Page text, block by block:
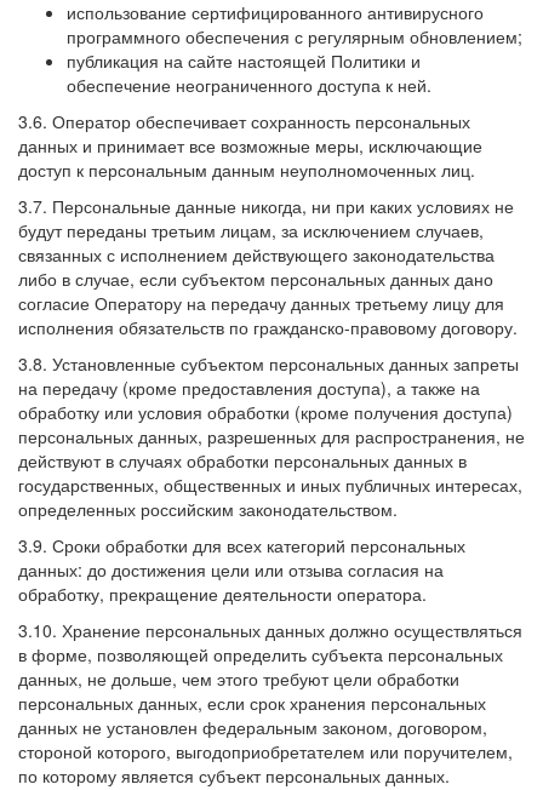
использование сертифицированного антивирусного
программного обеспечения с регулярным обновлением;
публикация на сайте настоящей Политики и
обеспечение неограниченного доступа к ней.
3.6. Оператор обеспечивает сохранность персональных
данных и принимает все возможные меры, исключающие
доступ к персональным данным неуполномоченных лиц.
3.7. Персональные данные никогда, ни при каких условиях не
будут переданы третьим лицам, за исключением случаев,
связанных с исполнением действующего законодательства
либо в случае, если субъектом персональных данных дано
согласие Оператору на передачу данных третьему лицу для
исполнения обязательств по гражданско-правовому договору.
3.8. Установленные субъектом персональных данных запреты
на передачу (кроме предоставления доступа), а также на
обработку или условия обработки (кроме получения доступа)
персональных данных, разрешенных для распространения, не
действуют в случаях обработки персональных данных в
государственных, общественных и иных публичных интересах,
определенных российским законодательством.
3.9. Сроки обработки для всех категорий персональных
данных: до достижения цели или отзыва согласия на
обработку, прекращение деятельности оператора.
3.10. Хранение персональных данных должно осуществляться
в форме, позволяющей определить субъекта персональных
данных, не дольше, чем этого требуют цели обработки
персональных данных, если срок хранения персональных
данных не установлен федеральным законом, договором,
стороной которого, выгодоприобретателем или поручителем,
по которому является субъект персональных данных.